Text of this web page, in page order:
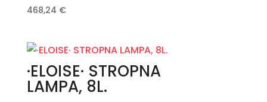
468,24 €
·ELOISE· STROPNA
LAMPA, 8L.